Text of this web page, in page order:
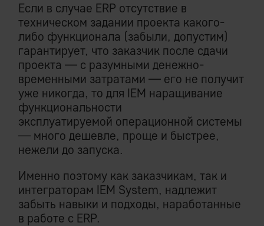
Если в случае ERP отсутствие в
техническом задании проекта какого-
либо функционала (забыли, допустим)
гарантирует, что заказчик после сдачи
проекта — с разумными денежно-
временными затратами — его не получит
уже никогда, то для IEM наращивание
функциональности
эксплуатируемой операционной системы
— много дешевле, проще и быстрее,
нежели до запуска.
Именно поэтому как заказчикам, так и
интеграторам IEM System, надлежит
забыть навыки и подходы, наработанные
в работе с ERP.